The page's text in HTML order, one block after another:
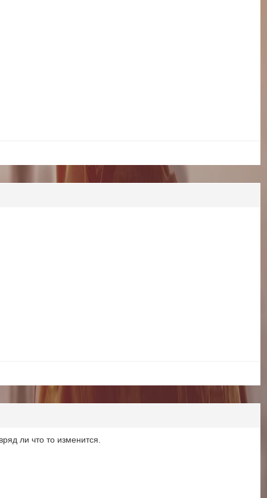
ли что то изменится.